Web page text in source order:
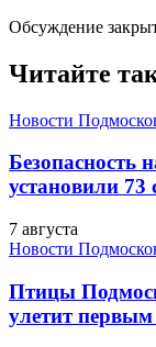
Обсуждение
Читайте
Новости
Безопасность
установили 73
7 августа
Новости
Птицы
улетит первым